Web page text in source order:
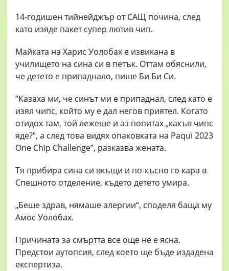
14-годишен тийнейджър от САЩ почина, след
като изяде пакет супер лютив чип.
Майката на Харис Уолобах е извикана в
училището на сина си в петък. Оттам обяснили,
че детето е припаднало, пише Би Би Си.
“Казаха ми, че синът ми е припаднал, след като е
изял чипс, който му е дал негов приятел. Когато
отидох там, той лежеше и аз попитах „какъв чипс
яде?“, а след това видях опаковката на Paqui 2023
One Chip Challenge”, разказва жената.
Тя прибира сина си вкъщи и по-късно го кара в
Спешното отделение, където детето умира.
„Беше здрав, нямаше алергии“, споделя баща му
Амос Уолобах.
Причината за смъртта все още не е ясна.
Предстои аутопсия, след което ще бъде издадена
експертиза.